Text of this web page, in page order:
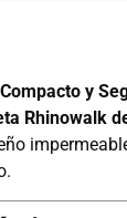
y
Rhinowalk